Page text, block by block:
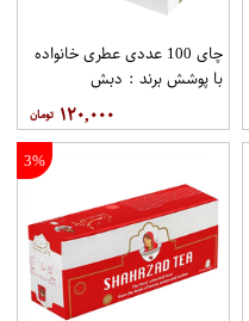
چای 100 عددی عطری خانواده
با پوشش برند : دبش
۱۲۰,۰۰۰
3%